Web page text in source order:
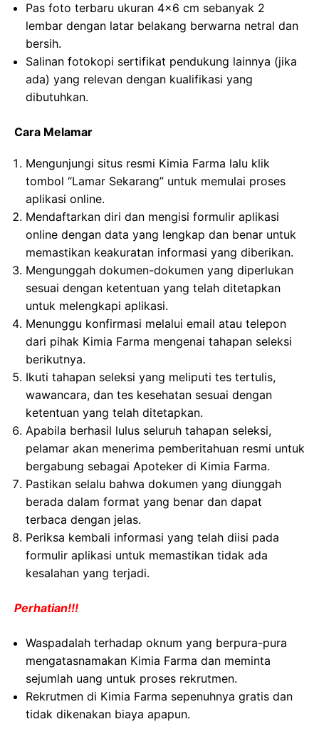
Pas foto terbaru ukuran 4×6 cm sebanyak 2
lembar dengan latar belakang berwarna netral dan
bersih.
Salinan fotokopi sertifikat pendukung lainnya (jika
ada) yang relevan dengan kualifikasi yang
dibutuhkan.
Cara Melamar
Mengunjungi situs resmi Kimia Farma lalu klik
tombol “Lamar Sekarang” untuk memulai proses
aplikasi online.
Mendaftarkan diri dan mengisi formulir aplikasi
online dengan data yang lengkap dan benar untuk
memastikan keakuratan informasi yang diberikan.
Mengunggah dokumen-dokumen yang diperlukan
sesuai dengan ketentuan yang telah ditetapkan
untuk melengkapi aplikasi.
Menunggu konfirmasi melalui email atau telepon
dari pihak Kimia Farma mengenai tahapan seleksi
berikutnya.
Ikuti tahapan seleksi yang meliputi tes tertulis,
wawancara, dan tes kesehatan sesuai dengan
ketentuan yang telah ditetapkan.
Apabila berhasil lulus seluruh tahapan seleksi,
pelamar akan menerima pemberitahuan resmi untuk
bergabung sebagai Apoteker di Kimia Farma.
Pastikan selalu bahwa dokumen yang diunggah
berada dalam format yang benar dan dapat
terbaca dengan jelas.
Periksa kembali informasi yang telah diisi pada
formulir aplikasi untuk memastikan tidak ada
kesalahan yang terjadi.
Perhatian!!!
Waspadalah terhadap oknum yang berpura-pura
mengatasnamakan Kimia Farma dan meminta
sejumlah uang untuk proses rekrutmen.
Rekrutmen di Kimia Farma sepenuhnya gratis dan
tidak dikenakan biaya apapun.